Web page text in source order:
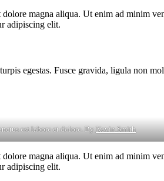
magna aliqua. Ut enim ad minim
adipiscing elit.
egestas. Fusce gravida, ligula non
est labore et dolore. ByKevin Smith
magna aliqua. Ut enim ad minim
adipiscing elit.